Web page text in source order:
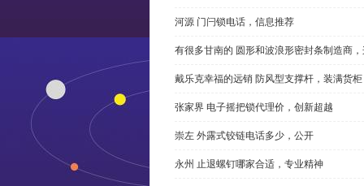
河源 门闩锁电话，信息推荐
有很多甘南的 圆形和波浪形密封条制造商
戴乐克幸福的远销 防风型支撑杆，装满货柜
张家界 电子摇把锁代理价，创新超越
崇左 外露式铰链电话多少，公开
永州 止退螺钉哪家合适，专业精神